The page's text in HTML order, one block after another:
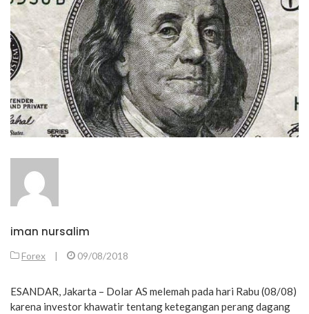
iman nursalim
Forex | 09/08/2018
ESANDAR, Jakarta – Dolar AS melemah pada hari Rabu (08/08)
karena investor khawatir tentang ketegangan perang dagang